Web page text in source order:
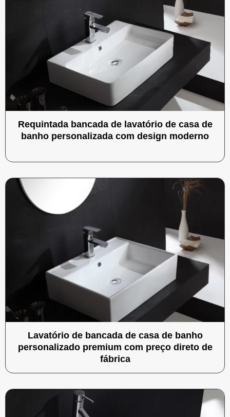
Requintada bancada de lavatório de casa de
banho personalizada com design moderno
Lavatório de bancada de casa de banho
personalizado premium com preço direto de
fábrica